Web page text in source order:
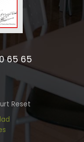
65 65
Reset